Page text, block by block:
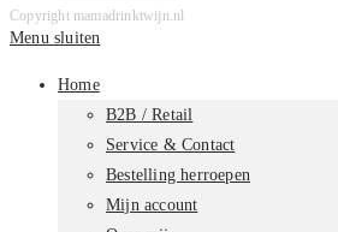
Copyright mamadrinktwijn.nl
Menu sluiten
Home
B2B / Retail
Service & Contact
Bestelling herroepen
Mijn account